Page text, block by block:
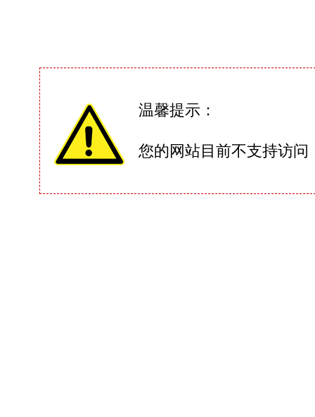
温馨提示：
您的网站目前不支持访